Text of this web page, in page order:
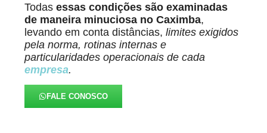
Todasessas condições são examinadas
de maneira minuciosa no Caximba,
levando em conta distâncias,limites exigidos
pela norma, rotinas internas e
particularidades operacionais de cada
empresa.
FALE CONOSCO